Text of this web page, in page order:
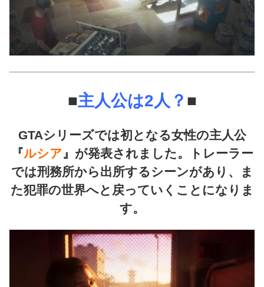
■主人公は2人？ ■
GTAシリーズでは初となる女性の主人公
『ルシア』が発表されました。トレーラー
では刑務所から出所するシーンがあり、ま
た犯罪の世界へと戻っていくことになりま
す。